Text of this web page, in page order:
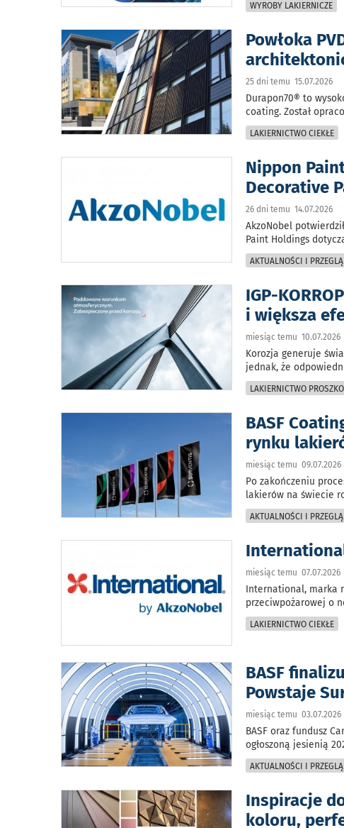
WYROBY LAKIERNICZE
Powłoka
25 dni temu 15.07.2026
Durapon70® to
coating. Został
LAKIERNICTWO CIEKŁE
Nippon
Decorative
26 dni temu 14.07.2026
AkzoNobel
Paint Holdings
AKTUALNOŚCI I
IGP-
i większa
miesiąc temu 10.07.2026
Korozja generuje
jednak, że
LAKIERNICTWO
BASF
rynku
miesiąc temu 09.07.2026
Po zakończeniu
lakierów na świecie
AKTUALNOŚCI I
miesiąc temu 07.07.2026
International, marka
przeciwpożarowej o
LAKIERNICTWO CIEKŁE
BASF
Powstaje
miesiąc temu 03.07.2026
BASF oraz fundusz
ogłoszoną jesienią
AKTUALNOŚCI I
Inspiracje
koloru,